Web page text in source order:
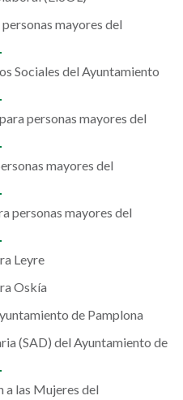
mayores del
Sociales del Ayuntamiento
personas mayores del
mayores del
personas mayores del
Leyre
Oskía
de Pamplona
(SAD) del Ayuntamiento de
las Mujeres del